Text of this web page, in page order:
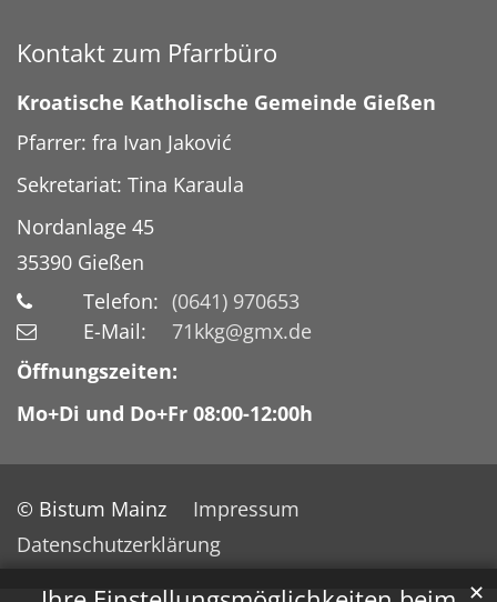
✕
Kontakt zum Pfarrbüro
Kroatische Katholische Gemeinde Gießen
Pfarrer: fra Ivan Jaković
Sekretariat: Tina Karaula
Nordanlage 45
35390 Gießen
Telefon: (0641) 970653
E-Mail:
71kkg@gmx.de
Öffnungszeiten:
Mo+Di und Do+Fr 08:00-12:00h
© Bistum Mainz
Impressum
Datenschutzerklärung